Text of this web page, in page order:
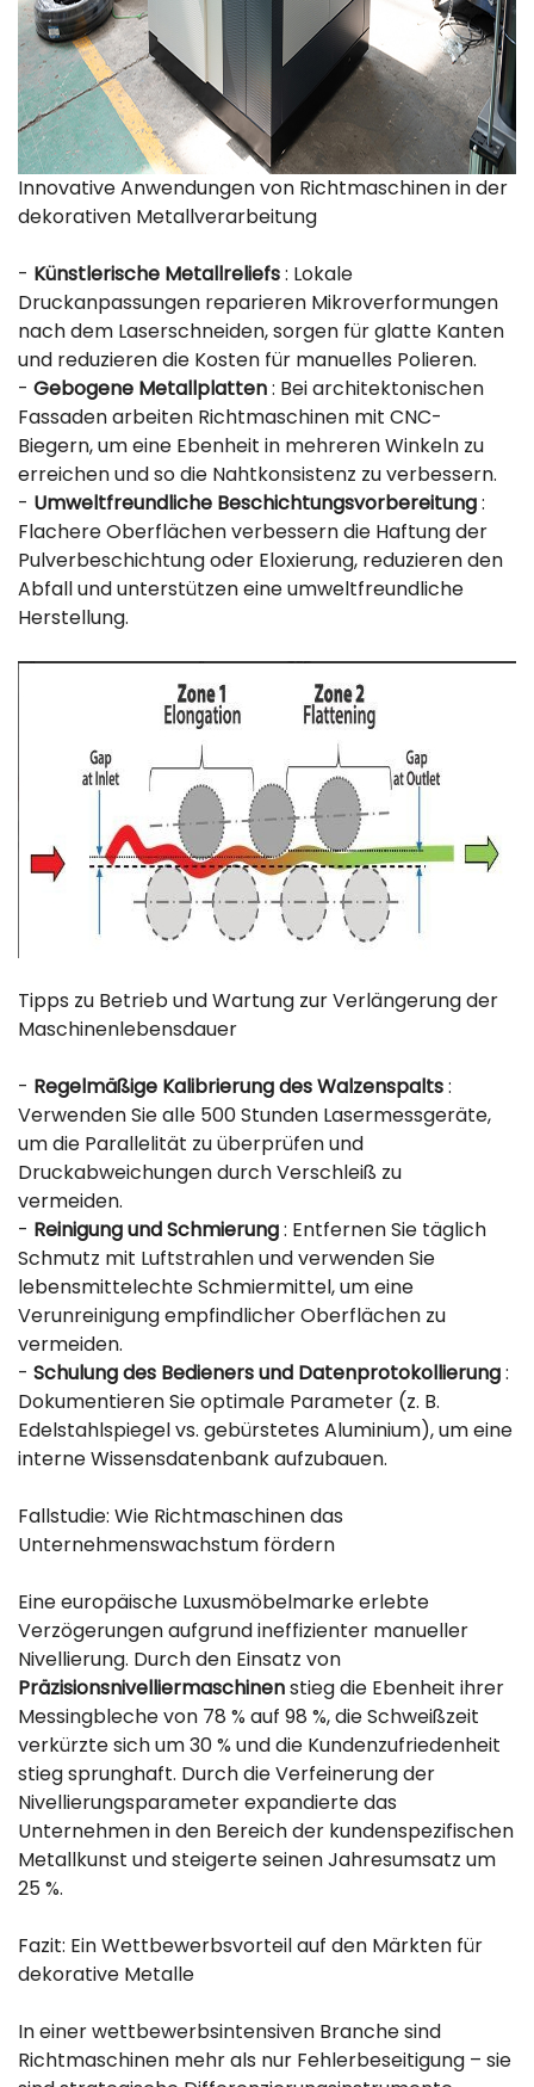
Innovative Anwendungen von Richtmaschinen in der
dekorativen Metallverarbeitung
- Künstlerische Metallreliefs: Lokale
Druckanpassungen reparieren Mikroverformungen
nach dem Laserschneiden, sorgen für glatte Kanten
und reduzieren die Kosten für manuelles Polieren.
- Gebogene Metallplatten: Bei architektonischen
Fassaden arbeiten Richtmaschinen mit CNC-
Biegern, um eine Ebenheit in mehreren Winkeln zu
erreichen und so die Nahtkonsistenz zu verbessern.
- Umweltfreundliche Beschichtungsvorbereitung:
Flachere Oberflächen verbessern die Haftung der
Pulverbeschichtung oder Eloxierung, reduzieren den
Abfall und unterstützen eine umweltfreundliche
Herstellung.
Tipps zu Betrieb und Wartung zur Verlängerung der
Maschinenlebensdauer
- Regelmäßige Kalibrierung des Walzenspalts:
Verwenden Sie alle 500 Stunden Lasermessgeräte,
um die Parallelität zu überprüfen und
Druckabweichungen durch Verschleiß zu
vermeiden.
- Reinigung und Schmierung: Entfernen Sie täglich
Schmutz mit Luftstrahlen und verwenden Sie
lebensmittelechte Schmiermittel, um eine
Verunreinigung empfindlicher Oberflächen zu
vermeiden.
- Schulung des Bedieners und Datenprotokollierung:
Dokumentieren Sie optimale Parameter (z. B.
Edelstahlspiegel vs. gebürstetes Aluminium), um eine
interne Wissensdatenbank aufzubauen.
Fallstudie: Wie Richtmaschinen das
Unternehmenswachstum fördern
Eine europäische Luxusmöbelmarke erlebte
Verzögerungen aufgrund ineffizienter manueller
Nivellierung. Durch den Einsatz von
Präzisionsnivelliermaschinenstieg die Ebenheit ihrer
Messingbleche von 78 % auf 98 %, die Schweißzeit
verkürzte sich um 30 % und die Kundenzufriedenheit
stieg sprunghaft. Durch die Verfeinerung der
Nivellierungsparameter expandierte das
Unternehmen in den Bereich der kundenspezifischen
Metallkunst und steigerte seinen Jahresumsatz um
25 %.
Fazit: Ein Wettbewerbsvorteil auf den Märkten für
dekorative Metalle
In einer wettbewerbsintensiven Branche sind
Richtmaschinen mehr als nur Fehlerbeseitigung – sie